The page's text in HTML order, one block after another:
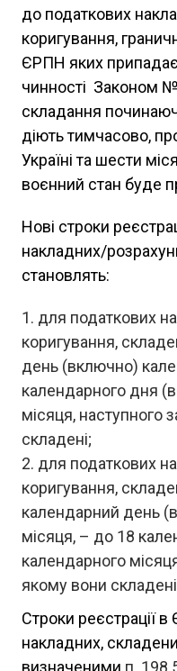
до податкових
коригування,
ЄРПН яких
чинності Законом
складання
діють тимчасово,
Україні та шести
воєнний стан буде
Нові строки
накладних/
становлять:
для податкових
коригування,
день (включно)
календарного дня
місяця, наступного
складені;
для податкових
коригування,
календарний день
місяця, – до 18
календарного
якому вони
Строки реєстрації
накладних,
визначеними п.